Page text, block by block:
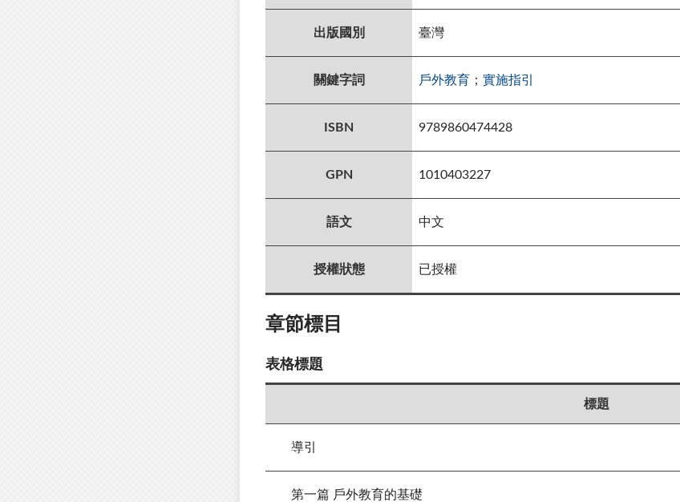
出版國別 臺灣
關鍵字詞 戶外教育 ； 實施指引
ISBN 9789860474428
GPN 1010403227
語文 中文
授權狀態 已授權
章節標目
表格標題
標題
導引
第一篇 戶外教育的基礎